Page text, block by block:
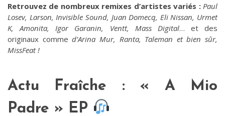
Retrouvez de nombreux remixes d’artistes variés : Paul
Losev, Larson, Invisible Sound, Juan Domecq, Eli Nissan, Urmet
K, Amonita, Igor Garanin, Ventt, Mass Digital… et des
originaux commed’Arina Mur, Ranta, Taleman et bien sûr,
MissFeat !
Actu Fraîche : « A Mio
Padre » EP